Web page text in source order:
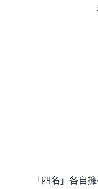
「四名」各自